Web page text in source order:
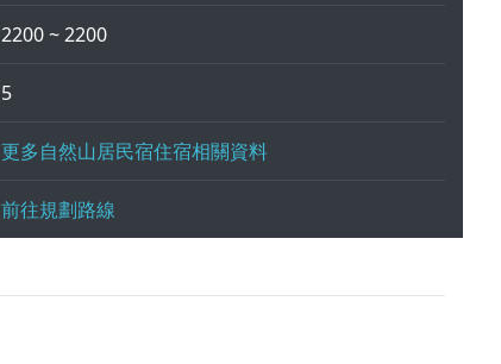
2200 ~ 2200
5
更多自然山居民宿住宿相關資料
前往規劃路線